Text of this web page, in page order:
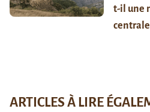
t-il une
centrale
ARTICLES À LIRE